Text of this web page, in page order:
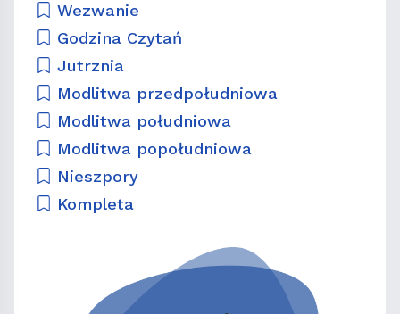
Wezwanie
Godzina Czytań
Jutrznia
Modlitwa przedpołudniowa
Modlitwa południowa
Modlitwa popołudniowa
Nieszpory
Kompleta